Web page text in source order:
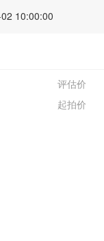
10:00:00
评估价
起拍价